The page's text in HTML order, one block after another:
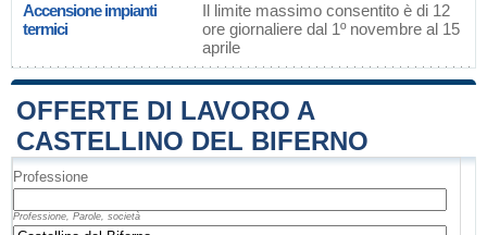
Accensione impianti
termici
Il limite massimo consentito è di 12
ore giornaliere dal 1º novembre al 15
aprile
OFFERTE DI LAVORO A
CASTELLINO DEL BIFERNO
Professione
Professione, Parole, società